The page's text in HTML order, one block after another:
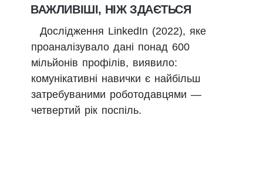
ВАЖЛИВІШІ, НІЖ ЗДАЄТЬСЯ
Дослідження LinkedIn (2022), яке
проаналізувало дані понад 600
мільйонів профілів, виявило:
комунікативні навички є найбільш
затребуваними роботодавцями —
четвертий рік поспіль.